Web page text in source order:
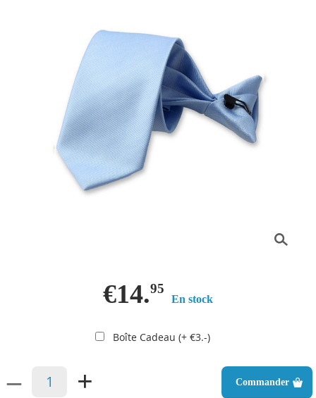
€14.95
En stock
Boîte Cadeau (+ €3.-)
– + Commander